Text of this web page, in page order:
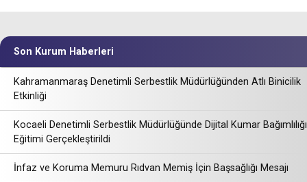
Son Kurum Haberleri
Kahramanmaraş Denetimli Serbestlik Müdürlüğünden Atlı Binicilik
Etkinliği
Kocaeli Denetimli Serbestlik Müdürlüğünde Dijital Kumar Bağımlılığı
Eğitimi Gerçekleştirildi
İnfaz ve Koruma Memuru Rıdvan Memiş İçin Başsağlığı Mesajı